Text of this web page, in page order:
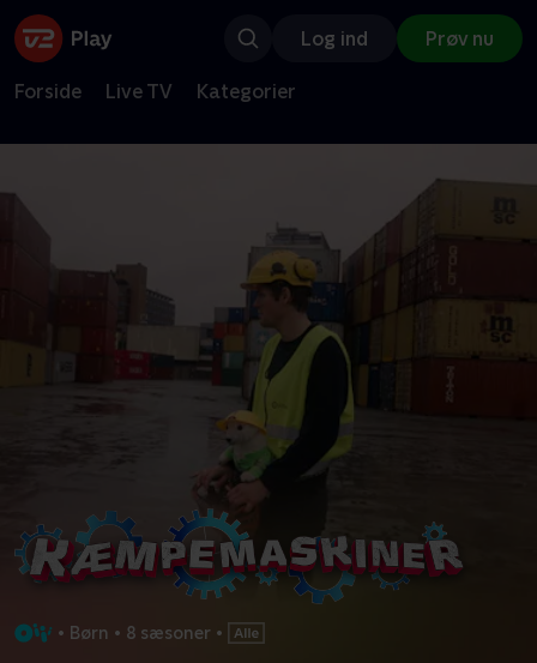
Log ind Prøv nu
Forside Live TV Kategorier
• Børn • 8 sæsoner •